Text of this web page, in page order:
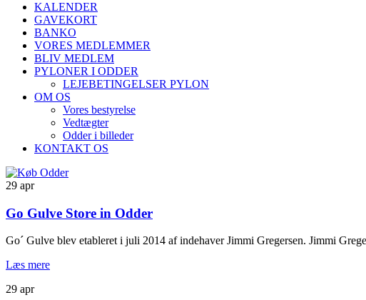
KALENDER
GAVEKORT
BANKO
VORES MEDLEMMER
BLIV MEDLEM
PYLONER I ODDER
LEJEBETINGELSER PYLON
OM OS
Vores bestyrelse
Vedtægter
Odder i billeder
KONTAKT OS
29 apr
Go Gulve Store in Odder
Go´ Gulve blev etableret i juli 2014 af indehaver Jimmi Gregersen. Jimmi
Læs mere
29 apr